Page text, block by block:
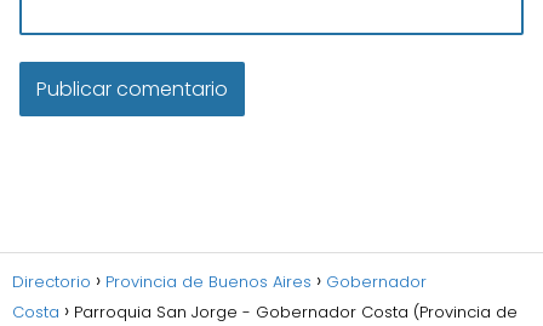
Directorio Provincia de Buenos Aires
Gobernador
Costa
Parroquia San Jorge - Gobernador Costa (Provincia de